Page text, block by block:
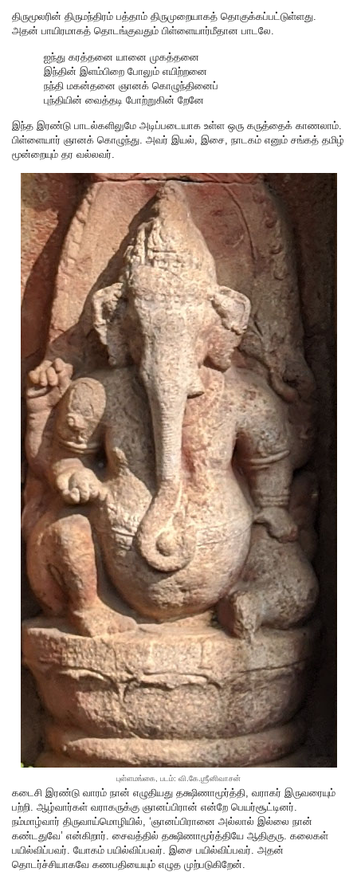
திருமூலரின் திருமந்திரம் பத்தாம் திருமுறையாகத் தொகுக்கப்பட்டுள்ளது.
அதன் பாயிரமாகத் தொடங்குவதும் பிள்ளையார்மீதான பாடலே.
ஐந்து கரத்தனை யானை முகத்தனை
இந்தின் இளம்பிறை போலும் எயிற்றனை
நந்தி மகன்தனை ஞானக் கொழுந்தினைப்
புந்தியின் வைத்தடி போற்றுகின் றேனே
இந்த இரண்டு பாடல்களிலுமே அடிப்படையாக உள்ள ஒரு கருத்தைக் காணலாம்.
பிள்ளையார் ஞானக் கொழுந்து. அவர் இயல், இசை, நாடகம் எனும் சங்கத் தமிழ்
மூன்றையும் தர வல்லவர்.
புள்ளமங்கை, படம்: வி.கே.ஶ்ரீனிவாசன்
கடைசி இரண்டு வாரம் நான் எழுதியது தக்ஷிணாமூர்த்தி, வராகர் இருவரையும்
பற்றி. ஆழ்வார்கள் வராகருக்கு ஞானப்பிரான் என்றே பெயர்சூட்டினர்.
நம்மாழ்வார் திருவாய்மொழியில், ‘ஞானப்பிரானை அல்லால் இல்லை நான்
கண்டதுவே’ என்கிறார். சைவத்தில் தக்ஷிணாமூர்த்தியே ஆதிகுரு. கலைகள்
பயில்விப்பவர். யோகம் பயில்விப்பவர். இசை பயில்விப்பவர். அதன்
தொடர்ச்சியாகவே கணபதியையும் எழுத முற்படுகிறேன்.